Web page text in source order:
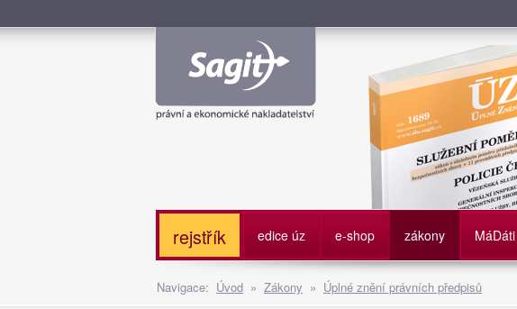
Služební poměr
rejstřík edice úz e-shop zákony MáDáti
Navigace: Úvod » Zákony » Úplné znění právních předpisů